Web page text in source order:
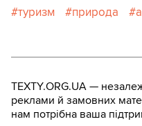
туризм природа
TEXTY.ORG.UA —
реклами й замовних
нам потрібна ваша